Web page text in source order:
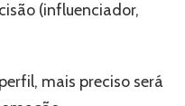
(influenciador,
mais preciso será